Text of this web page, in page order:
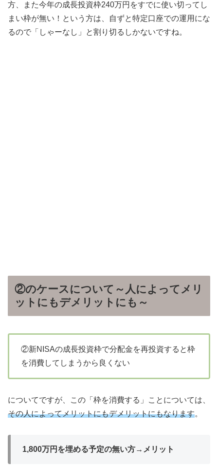
方、また今年の成長投資枠240万円をすでに使い切ってし
まい枠が無い！という方は、自ずと特定口座での運用にな
るので「しゃーなし」と割り切るしかないですね。
②のケースについて～人によってメリ
ットにもデメリットにも～
②新NISAの成長投資枠で分配金を再投資すると枠
を消費してしまうから良くない
についてですが、この「枠を消費する」ことについては、
その人によってメリットにもデメリットにもなります。
1,800万円を埋める予定の無い方→メリット